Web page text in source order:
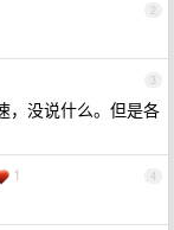
2
3
，没说什么。但是各
4
1